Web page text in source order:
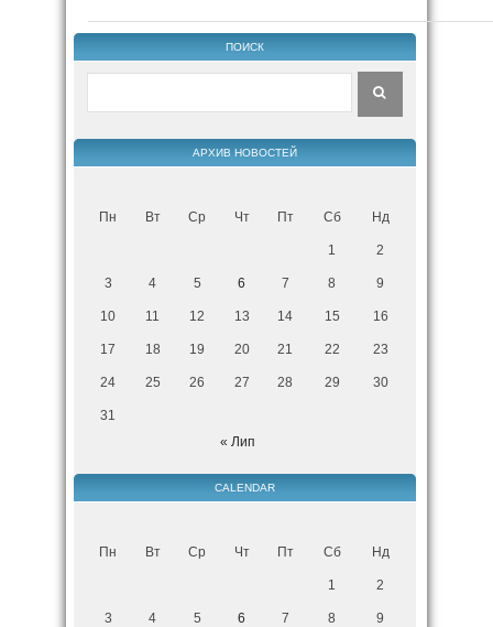
ПОИСК
АРХИВ НОВОСТЕЙ
Пн Вт Ср Чт Пт Сб Нд
1 2
3 4 5 6 7 8 9
10 11 12 13 14 15 16
17 18 19 20 21 22 23
24 25 26 27 28 29 30
31
« Лип
CALENDAR
Пн Вт Ср Чт Пт Сб Нд
1 2
3 4 5 6 7 8 9